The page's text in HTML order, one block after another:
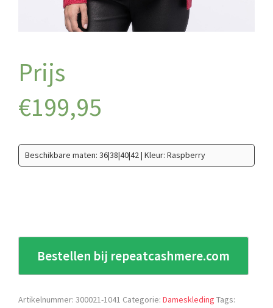
€199,95
Beschikbare maten: 36|38|40|42 | Kleur: Raspberry
Bestellen bij repeatcashmere.com
Artikelnummer: 300021-1041 Categorie: Dameskleding Tags: